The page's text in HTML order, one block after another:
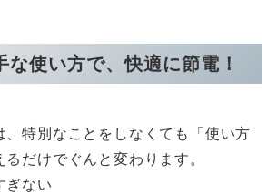
な使い方で、快適に節電！
、特別なことをしなくても「使い方
だけでぐんと変わります。
ぎない